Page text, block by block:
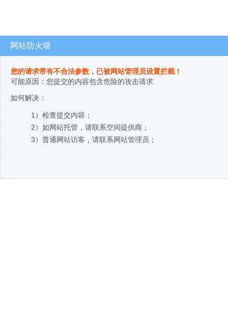
网站防火墙
您的请求带有不合法参数，已被网站管理员设置拦截！
可能原因：您提交的内容包含危险的攻击请求
如何解决：
1）检查提交内容；
2）如网站托管，请联系空间提供商；
3）普通网站访客，请联系网站管理员；